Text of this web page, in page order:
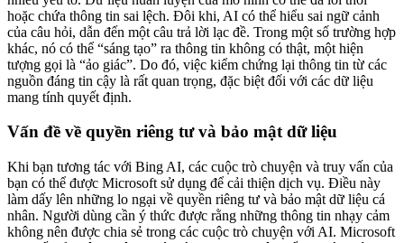
hoặc chứa thông tin sai lệch. Đôi khi, AI có thể hiểu sai ngữ cảnh
của câu hỏi, dẫn đến một câu trả lời lạc đề. Trong một số trường hợp
khác, nó có thể “sáng tạo” ra thông tin không có thật, một hiện
tượng gọi là “ảo giác”. Do đó, việc kiểm chứng lại thông tin từ các
nguồn đáng tin cậy là rất quan trọng, đặc biệt đối với các dữ liệu
mang tính quyết định.
Vấn đề về quyền riêng tư và bảo mật dữ liệu
Khi bạn tương tác với Bing AI, các cuộc trò chuyện và truy vấn của
bạn có thể được Microsoft sử dụng để cải thiện dịch vụ. Điều này
làm dấy lên những lo ngại về quyền riêng tư và bảo mật dữ liệu cá
nhân. Người dùng cần ý thức được rằng những thông tin nhạy cảm
không nên được chia sẻ trong các cuộc trò chuyện với AI. Microsoft